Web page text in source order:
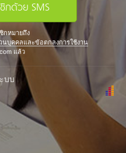
กด้วย SMS
กหมายถึง
บุคคลและข้อตกลงการใช้งาน
แล้ว
บบ